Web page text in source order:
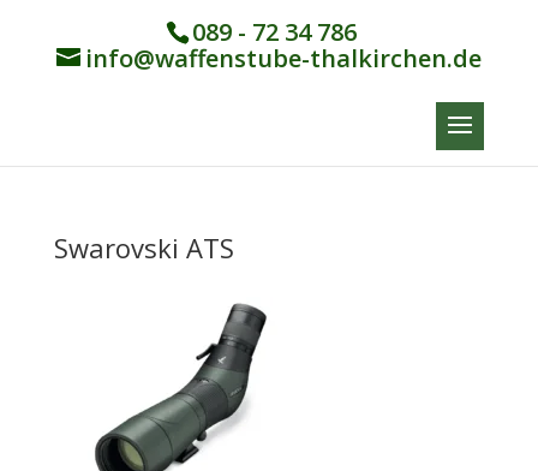
089 - 72 34 786
info@waffenstube-thalkirchen.de
Swarovski ATS